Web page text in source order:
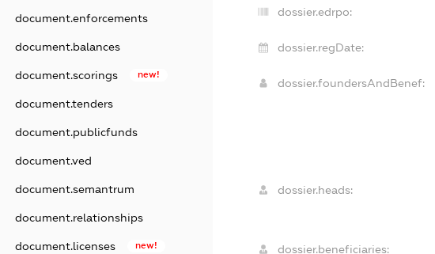
document.enforcements
document.balances
document.scorings new!
document.tenders
document.publicfunds
document.ved
document.semantrum
document.relationships
document.licenses new!
dossier.edrpo:
dossier.regDate:
dossier.foundersAndBenef:
dossier.heads:
dossier.beneficiaries: